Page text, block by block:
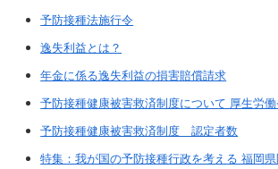
予防接種法施行令
逸失利益とは？
年金に係る逸失利益の損害賠償請求
予防接種健康被害救済制度について 厚生労
予防接種健康被害救済制度 認定者数
特集：我が国の予防接種行政を考える 福岡